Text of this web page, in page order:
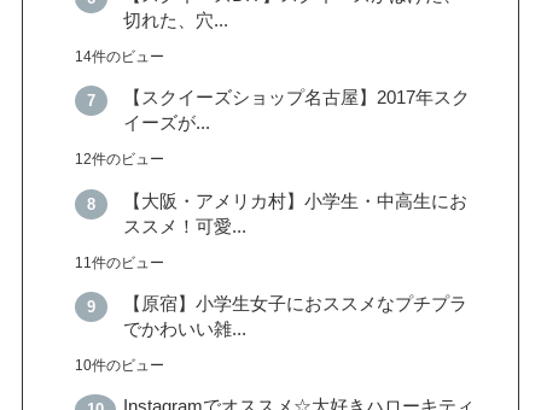
切れた、穴...
14件のビュー
【スクイーズショップ名古屋】2017年スク
イーズが...
12件のビュー
【大阪・アメリカ村】小学生・中高生にお
ススメ！可愛...
11件のビュー
【原宿】小学生女子におススメなプチプラ
でかわいい雑...
10件のビュー